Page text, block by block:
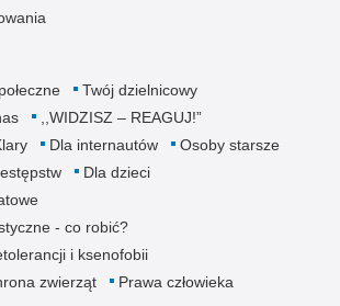
Twój dzielnicowy
,,WIDZISZ – REAGUJ!”
Dla internautów
Osoby starsze
Dla dzieci
- co robić?
i ksenofobii
zwierząt
Prawa człowieka